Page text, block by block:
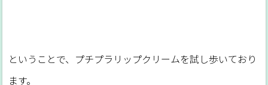
ということで、プチプラリップクリームを試し歩いており
ます。